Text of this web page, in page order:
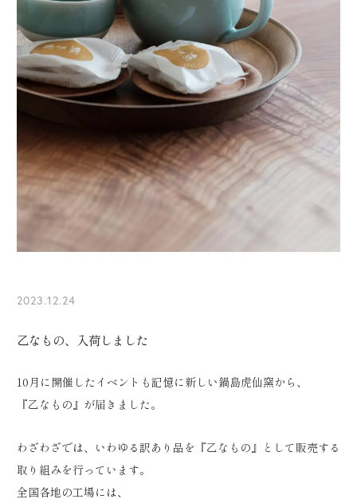
2023.12.24
乙なもの、入荷しました
10月に開催したイベントも記憶に新しい鍋島虎仙窯から、
『乙なもの』が届きました。
わざわざでは、いわゆる訳あり品を『乙なもの』として販売する
取り組みを行っています。
全国各地の工場には、